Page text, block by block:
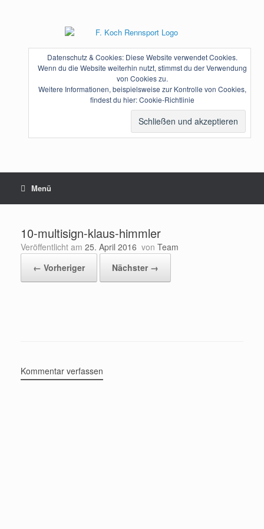
Datenschutz & Cookies: Diese Website verwendet Cookies.
Wenn du die Website weiterhin nutzt, stimmst du der Verwendung
von Cookies zu.
Weitere Informationen, beispielsweise zur Kontrolle von Cookies,
findest du hier:Cookie-Richtlinie
Menü
10-multisign-klaus-himmler
Veröffentlicht am 25. April 2016 von Team
← Vorheriger
Nächster →
Kommentar verfassen